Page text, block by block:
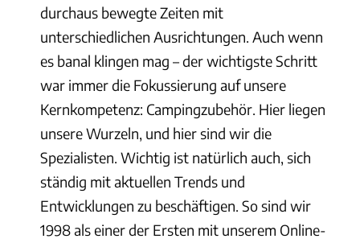
durchaus bewegte Zeiten mit
unterschiedlichen Ausrichtungen. Auch wenn
es banal klingen mag – der wichtigste Schritt
war immer die Fokussierung auf unsere
Kernkompetenz: Campingzubehör. Hier liegen
unsere Wurzeln, und hier sind wir die
Spezialisten. Wichtig ist natürlich auch, sich
ständig mit aktuellen Trends und
Entwicklungen zu beschäftigen. So sind wir
1998 als einer der Ersten mit unserem Online-